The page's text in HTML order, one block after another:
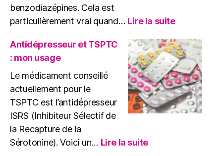
benzodiazépines. Cela est
particulièrement vrai quand… Lire la suite:
et
EMDR
:
Quels
Risques
?
Antidépresseur et TSPTC
: mon usage
Le médicament conseillé
actuellement pour le
TSPTC est l’antidépresseur
ISRS (Inhibiteur Sélectif de
la Recapture de la
Sérotonine). Voici un… Lire la suite: